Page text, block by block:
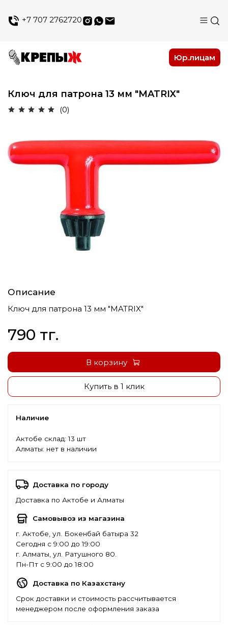
+7 707 2762720
Юр.лицам
Ключ для патрона 13 мм "MATRIX"
(0)
Описание
Ключ для патрона 13 мм "MATRIX"
790 тг.
В корзину
Купить в 1 клик
Наличие
Актобе склад:13 шт
Алматы: нет в наличии
Доставка по городу
Доставка по Актобе и Алматы
Самовывоз из магазина
г. Актобе, ул. Бокенбай батыра 32
Сегодня с 9:00 до 19:00
г. Алматы, ул. Ратушного 80.
Пн-Пт с 9:00 до 18:00
Доставка по Казахстану
Срок доставки и стоимость рассчитывается
менеджером после оформления заказа